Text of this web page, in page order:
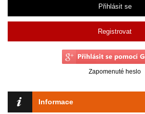
Přihlásit se
Registrovat
Zapomenuté heslo
Informace